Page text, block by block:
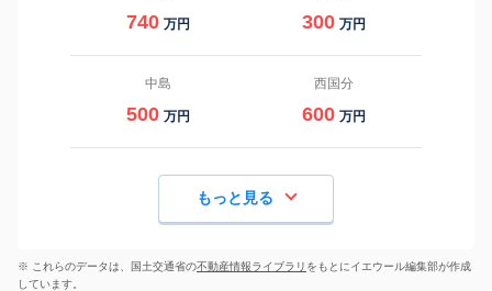
740 万円 300 万円
中島
500 万円
西国分
600 万円
もっと見る
※ これらのデータは、国土交通省の不動産情報ライブラリ をもとにイエウール編集部が作成
しています。